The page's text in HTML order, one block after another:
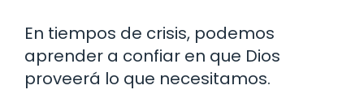
En tiempos de crisis, podemos
aprender a confiar en que Dios
proveerá lo que necesitamos.